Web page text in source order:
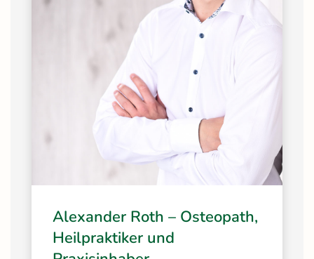
Alexander Roth – Osteopath,
Heilpraktiker und